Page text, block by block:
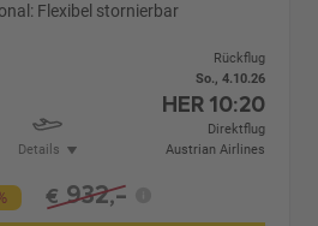
Flexibel stornierbar
Details
Rückflug
So., 4.10.26
HER 10:20
Direktflug
Austrian Airlines
€ 932,-